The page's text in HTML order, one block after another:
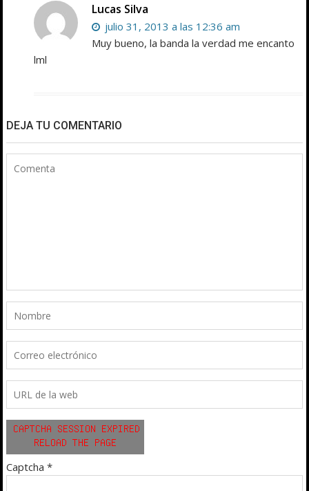
Lucas Silva
julio 31, 2013 a las 12:36 am
Muy bueno, la banda la verdad me encanto
lml
DEJA TU COMENTARIO
Captcha *